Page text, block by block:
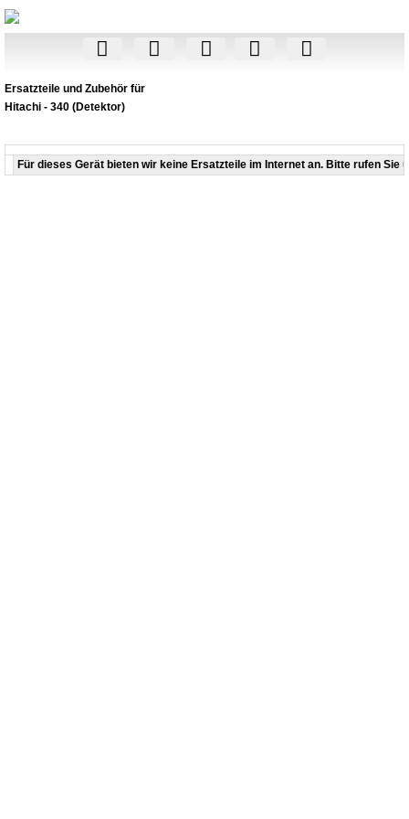
Ersatzteile und Zubehör für
Hitachi - 340 (Detektor)
Für dieses Gerät bieten wir keine Ersatzteile im Internet an. Bitte rufen Sie